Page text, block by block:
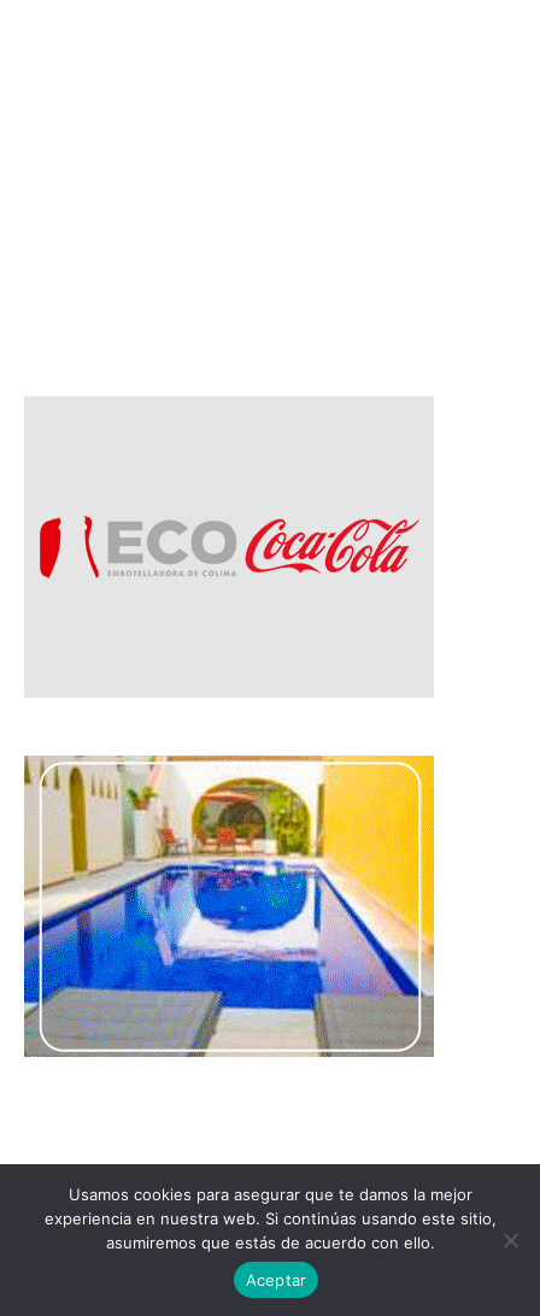
Usamos cookies para asegurar que te damos la mejor
experiencia en nuestra web. Si continúas usando este sitio,
asumiremos que estás de acuerdo con ello.
Aceptar